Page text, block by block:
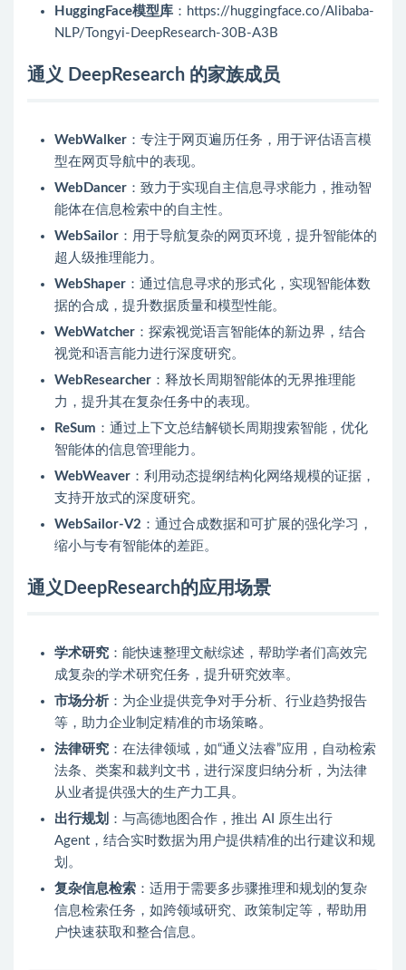
HuggingFace模型库 ：https://huggingface.co/Alibaba-
NLP/Tongyi-DeepResearch-30B-A3B
通义 DeepResearch 的家族成员
WebWalker ：专注于网页遍历任务，用于评估语言模
型在网页导航中的表现。
WebDancer ：致力于实现自主信息寻求能力，推动智
能体在信息检索中的自主性。
WebSailor ：用于导航复杂的网页环境，提升智能体的
超人级推理能力。
WebShaper ：通过信息寻求的形式化，实现智能体数
据的合成，提升数据质量和模型性能。
WebWatcher ：探索视觉语言智能体的新边界，结合
视觉和语言能力进行深度研究。
WebResearcher ：释放长周期智能体的无界推理能
力，提升其在复杂任务中的表现。
ReSum ：通过上下文总结解锁长周期搜索智能，优化
智能体的信息管理能力。
WebWeaver ：利用动态提纲结构化网络规模的证据，
支持开放式的深度研究。
WebSailor-V2 ：通过合成数据和可扩展的强化学习，
缩小与专有智能体的差距。
通义DeepResearch的应用场景
学术研究 ：能快速整理文献综述，帮助学者们高效完
成复杂的学术研究任务，提升研究效率。
市场分析 ：为企业提供竞争对手分析、行业趋势报告
等，助力企业制定精准的市场策略。
法律研究 ：在法律领域，如“通义法睿”应用，自动检索
法条、类案和裁判文书，进行深度归纳分析，为法律
从业者提供强大的生产力工具。
出行规划 ：与高德地图合作，推出 AI 原生出行
Agent，结合实时数据为用户提供精准的出行建议和规
划。
复杂信息检索 ：适用于需要多步骤推理和规划的复杂
信息检索任务，如跨领域研究、政策制定等，帮助用
户快速获取和整合信息。